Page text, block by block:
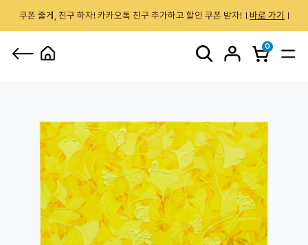
쿠폰 줄게, 친구 하자! 카카오톡 친구 추가하고 할인 쿠폰 받자! 바로 가기
0